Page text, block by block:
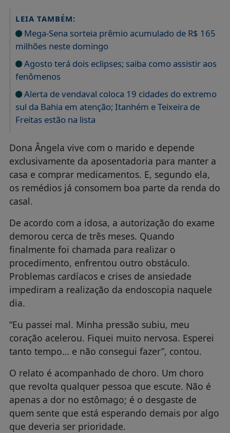
LEIA TAMBÉM:
Mega-Sena sorteia prêmio acumulado de R$ 165
milhões neste domingo
Agosto terá dois eclipses; saiba como assistir aos
fenômenos
Alerta de vendaval coloca 19 cidades do extremo
sul da Bahia em atenção; Itanhém e Teixeira de
Freitas estão na lista
Dona Ângela vive com o marido e depende
exclusivamente da aposentadoria para manter a
casa e comprar medicamentos. E, segundo ela,
os remédios já consomem boa parte da renda do
casal.
De acordo com a idosa, a autorização do exame
demorou cerca de três meses. Quando
finalmente foi chamada para realizar o
procedimento, enfrentou outro obstáculo.
Problemas cardíacos e crises de ansiedade
impediram a realização da endoscopia naquele
dia.
“Eu passei mal. Minha pressão subiu, meu
coração acelerou. Fiquei muito nervosa. Esperei
tanto tempo… e não consegui fazer”, contou.
O relato é acompanhado de choro. Um choro
que revolta qualquer pessoa que escute. Não é
apenas a dor no estômago; é o desgaste de
quem sente que está esperando demais por algo
que deveria ser prioridade.